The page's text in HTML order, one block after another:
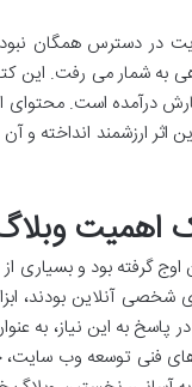
در دسترس همگان
شمار می رفت. این
درآمده است.
ارزشمند انداخته و آن
اهمیت
گرفته بود و بسیاری از
آنلاین بودند،
پاسخ به این نیاز، به
های فنی توسعه وب